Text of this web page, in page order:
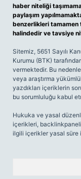
haber niteliği
paylaşım
benzerlikleri
halindedir ve tavsiye
Sitemiz, 5651 Sayılı
Kurumu (BTK)
vermektedir. Bu
veya araştırma
yazdıkları içeriklerin
bu sorumluluğu kabul
Hukuka ve yasal
içerikleri,
ilgili içerikler yasal süre